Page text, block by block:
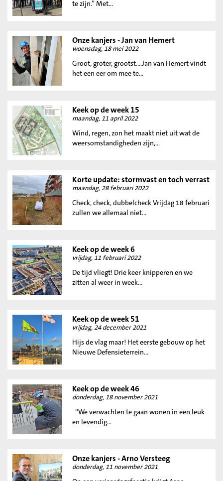
te zijn.” Met...
Onze kanjers - Jan van Hemert
woensdag, 18 mei 2022
Groot, groter, grootst....Jan van Hemert vindt
het een eer om mee te...
Keek op de week 15
maandag, 11 april 2022
Wind, regen, zon het maakt niet uit wat de
weersomstandigheden zijn,...
Korte update: stormvast en toch verrast
maandag, 28 februari 2022
Check, check, dubbelcheck Vrijdag 18 februari
zullen we allemaal niet...
Keek op de week 6
vrijdag, 11 februari 2022
De tijd vliegt! Drie keer knipperen en we
zitten al weer in week...
Keek op de week 51
vrijdag, 24 december 2021
Hijs de vlag maar! Het eerste gebouw op het
Nieuwe Defensieterrein...
Keek op de week 46
donderdag, 18 november 2021
“We verwachten te gaan wonen in een leuk
en levendig...
Onze kanjers - Arno Versteeg
donderdag, 11 november 2021